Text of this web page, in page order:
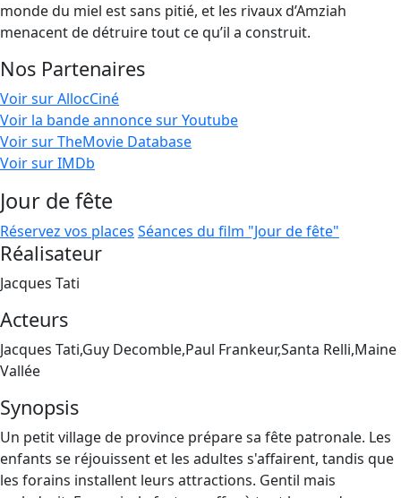
monde du miel est sans pitié, et les rivaux d’Amziah
menacent de détruire tout ce qu’il a construit.
Nos Partenaires
Voir sur AllocCiné
Voir la bande annonce sur Youtube
Voir sur TheMovie Database
Voir sur IMDb
Jour de fête
Réservez vos places Séances du film "Jour de fête"
Réalisateur
Jacques Tati
Acteurs
Jacques Tati,Guy Decomble,Paul Frankeur,Santa Relli,Maine
Vallée
Synopsis
Un petit village de province prépare sa fête patronale. Les
enfants se réjouissent et les adultes s'affairent, tandis que
les forains installent leurs attractions. Gentil mais